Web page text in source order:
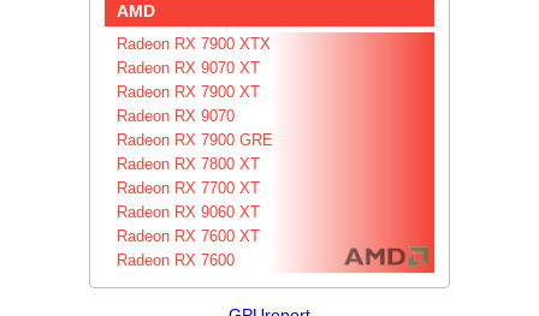
AMD
Radeon RX 7900 XTX
Radeon RX 9070 XT
Radeon RX 7900 XT
Radeon RX 9070
Radeon RX 7900 GRE
Radeon RX 7800 XT
Radeon RX 7700 XT
Radeon RX 9060 XT
Radeon RX 7600 XT
Radeon RX 7600